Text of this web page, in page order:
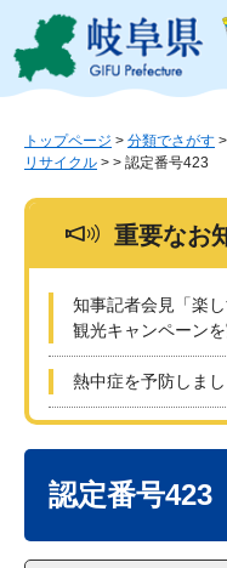
ジ
ュ
こ
トップページ > 分類でさがす >
リサイクル > > 認定番号423
重要なお
知事記者会見「楽
観光キャンペーン
熱中症を予防しまし
認定番号423